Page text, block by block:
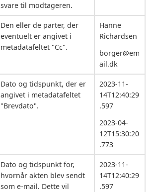
svare til modtageren.
Den eller de parter, der
eventuelt er angivet i
metadatafeltet "Cc".
Hanne
Richardsen
borger@em
ail.dk
Dato og tidspunkt, der er
angivet i metadatafeltet
"Brevdato".
2023-11-
14T12:40:29
.597
2023-04-
12T15:30:20
.773
Dato og tidspunkt for,
hvornår akten blev sendt
som e-mail. Dette vil
2023-11-
14T12:40:29
.597